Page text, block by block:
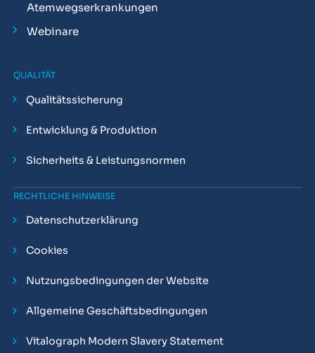
Atemwegserkrankungen
Webinare
QUALITÄT
Qualitätssicherung
Entwicklung & Produktion
Sicherheits & Leistungsnormen
RECHTLICHE HINWEISE
Datenschutzerklärung
Cookies
Nutzungsbedingungen der Website
Allgemeine Geschäftsbedingungen
Vitalograph Modern Slavery Statement